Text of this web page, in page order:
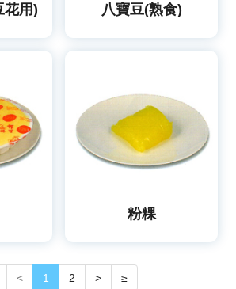
花用) 八寶豆(熟食)
粉粿
< 1 2 > ≥